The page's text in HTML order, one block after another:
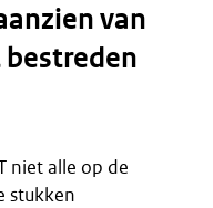
van
bestreden
niet alle op de
stukken